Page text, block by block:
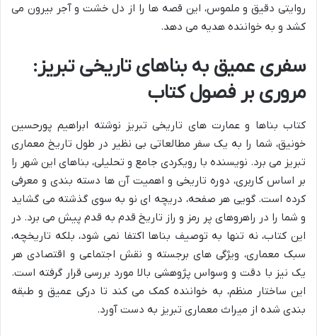
روایتی دقیق و ملموس، این قصه ها را از دل خشت و آجر بیرون می
کشد و به خواننده هدیه می دهد.
سفری عمیق به بناهای تاریخی تبریز:
مروری بر فصول کتاب
کتاب بناها و عمارت های تاریخی تبریز نوشته ابراهیم پورحسین
خونیق، شما را به یک سفر مطالعاتی بی نظیر در طول تاریخ معماری
تبریز می برد. نویسنده با رویکردی جامع و تحلیلی، بناهای این شهر را
بر اساس کاربری، دوره تاریخی و اهمیت آن ها دسته بندی و معرفی
کرده است. گویی هر صفحه، دریچه ای نو به سوی گذشته می گشاید
و شما را در راهروهای پر رمز و راز تاریخ قدم به قدم پیش می برد. در
این کتاب، نه تنها به توصیف بناها اکتفا نمی شود، بلکه تاریخچه،
سبک معماری، ویژگی های برجسته و نقش اجتماعی و اقتصادی هر
یک نیز با دقت و وسواس پژوهشی بالا مورد بررسی قرار گرفته است.
این ساختار منظم، به خواننده کمک می کند تا درکی عمیق و طبقه
بندی شده از میراث معماری تبریز به دست آورد.